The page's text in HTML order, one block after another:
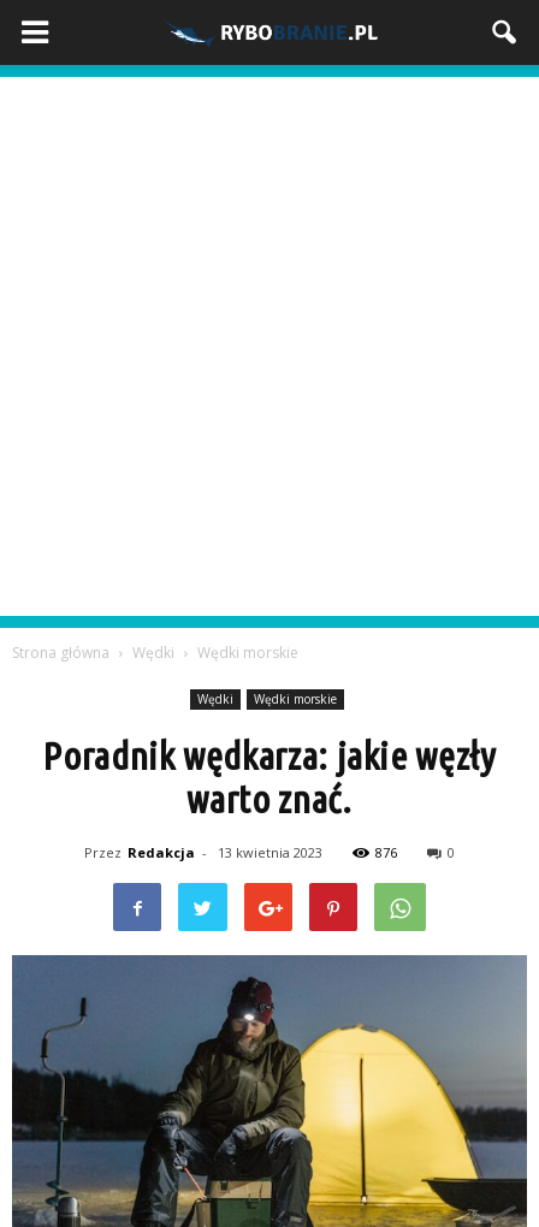
Strona główna Wędki Wędki morskie
Wędki Wędki morskie
Poradnik wędkarza: jakie węzły
warto znać.
Przez Redakcja - 13 kwietnia 2023 876 0